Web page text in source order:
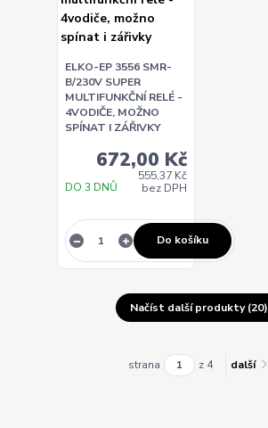
ELKO-EP 3556 SMR-
B/230V SUPER
MULTIFUNKČNÍ RELÉ -
4VODIČE, MOŽNO
SPÍNAT I ZÁŘIVKY
672,00 Kč
555,37 Kč
bez DPH
DO 3 DNŮ
Do košíku
Načíst další produkty (20)
strana z 4 další